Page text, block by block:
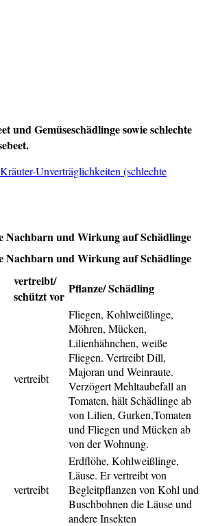
und Gemüseschädlinge sowie schlechte
Unverträglichkeiten (schlechte
Nachbarn und Wirkung auf Schädlinge
Nachbarn und Wirkung auf Schädlinge
vertreibt/
schützt vor
Pflanze/ Schädling
vertreibt
Fliegen, Kohlweißlinge,
Möhren, Mücken,
Lilienhähnchen, weiße
Fliegen. Vertreibt Dill,
Majoran und Weinraute.
Verzögert Mehltaubefall an
Tomaten, hält Schädlinge ab
von Lilien, Gurken,Tomaten
und Fliegen und Mücken ab
von der Wohnung.
vertreibt
Erdflöhe, Kohlweißlinge,
Läuse. Er vertreibt von
Begleitpflanzen von Kohl und
Buschbohnen die Läuse und
andere Insekten